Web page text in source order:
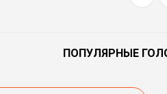
ПОПУЛЯРНЫЕ